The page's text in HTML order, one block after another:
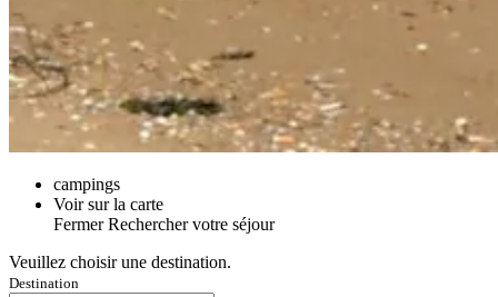
campings
Voir sur la carte
Fermer Rechercher votre séjour
Veuillez choisir une destination.
Destination